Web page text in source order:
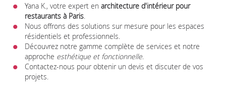
Yana K., votre expert en architecture d'intérieur pour
restaurants à Paris.
Nous offrons des solutions sur mesure pour les espaces
résidentiels et professionnels.
Découvrez notre gamme complète de services et notre
approche esthétique et fonctionnelle.
Contactez-nous pour obtenir un devis et discuter de vos
projets.